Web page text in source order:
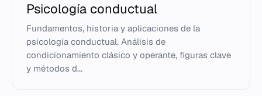
Psicología conductual
Fundamentos, historia y aplicaciones de la
psicología conductual. Análisis de
condicionamiento clásico y operante, figuras clave
y métodos d...